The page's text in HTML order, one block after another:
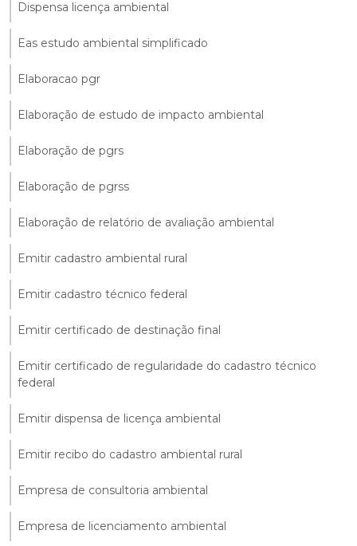
Dispensa licença ambiental
Eas estudo ambiental simplificado
Elaboracao pgr
Elaboração de estudo de impacto ambiental
Elaboração de pgrs
Elaboração de pgrss
Elaboração de relatório de avaliação ambiental
Emitir cadastro ambiental rural
Emitir cadastro técnico federal
Emitir certificado de destinação final
Emitir certificado de regularidade do cadastro técnico
federal
Emitir dispensa de licença ambiental
Emitir recibo do cadastro ambiental rural
Empresa de consultoria ambiental
Empresa de licenciamento ambiental